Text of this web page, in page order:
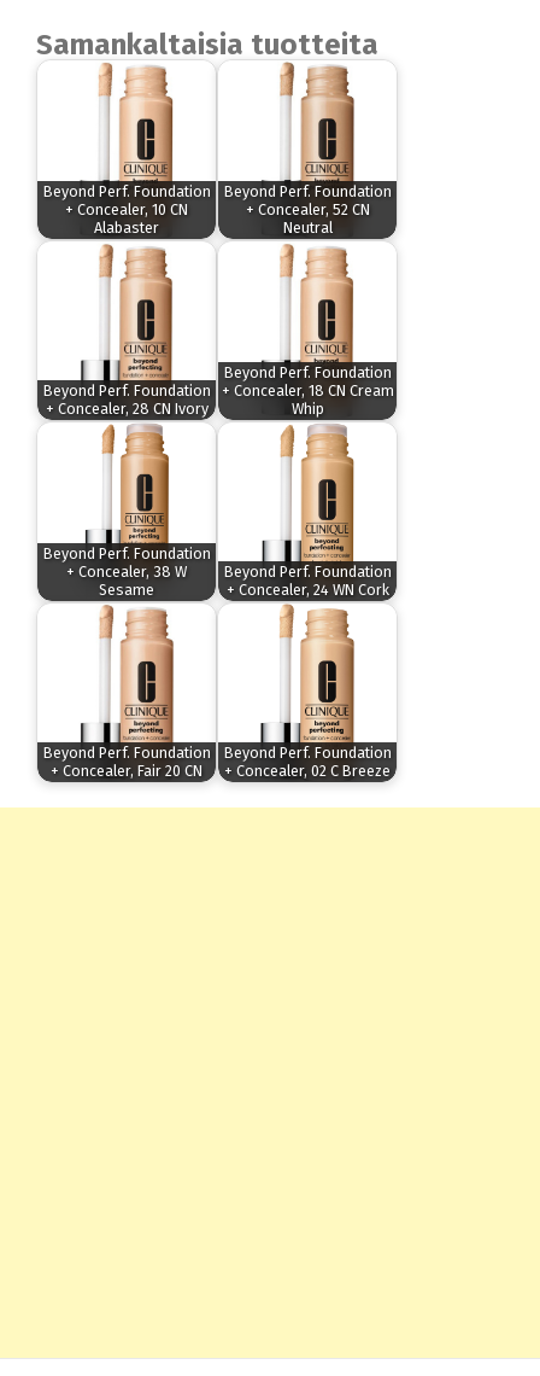
Samankaltaisia tuotteita
Beyond Perf. Foundation
+ Concealer, 10 CN
Alabaster
Beyond Perf. Foundation
+ Concealer, 52 CN
Neutral
Beyond Perf. Foundation
+ Concealer, 28 CN Ivory
Beyond Perf. Foundation
+ Concealer, 18 CN Cream
Whip
Beyond Perf. Foundation
+ Concealer, 38 W
Sesame
Beyond Perf. Foundation
+ Concealer, 24 WN Cork
Beyond Perf. Foundation
+ Concealer, Fair 20 CN
Beyond Perf. Foundation
+ Concealer, 02 C Breeze